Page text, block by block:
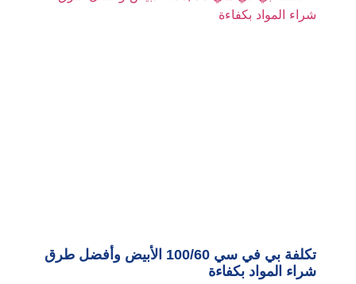
تكلفة بي في سي 100/60 الأبيض وأفضل طرق
شراء المواد بكفاءة